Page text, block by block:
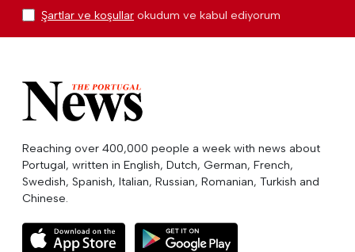
Şartlar ve koşullar okudum ve kabul ediyorum
Reaching over 400,000 people a week with news about
Portugal, written in English, Dutch, German, French,
Swedish, Spanish, Italian, Russian, Romanian, Turkish and
Chinese.